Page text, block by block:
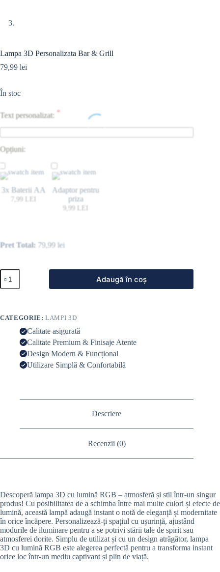
Lampa 3D Personalizata Bar & Grill
79,99 lei
În stoc
Text personalizat: *
Opțiuni:
3x Baterii AA
7,99
Adaptor pentru
priza
9,99
Pret Total: 79,99 lei
Adaugă în coș
CATEGORIE:LAMPI 3D
Calitate asigurată
Calitate Premium & Finisaje Atente
Design Modern & Funcțional
Utilizare Simplă & Confortabilă
Descriere
Recenzii (0)
Descoperă lampa 3D cu lumină RGB – atmosferă și stil într-un singur
produs! Cu posibilitatea de a schimba între mai multe culori și efecte de
lumină, această lampă adaugă instant o notă de eleganță și modernitate
în orice încăpere. Personalizează-ți spațiul cu ușurință, ajustând
modurile de iluminare pentru a se potrivi stării tale de spirit sau
atmosferei dorite. Simplu de utilizat și cu un design atrăgător, lampa
3D cu lumină RGB este alegerea perfectă pentru a transforma instant
orice loc într-un mediu captivant și plin de viață.